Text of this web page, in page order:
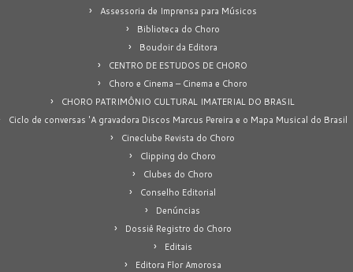
Assessoria de Imprensa para Músicos
Biblioteca do Choro
Boudoir da Editora
CENTRO DE ESTUDOS DE CHORO
Choro e Cinema – Cinema e Choro
CHORO PATRIMÔNIO CULTURAL IMATERIAL DO BRASIL
Ciclo de conversas 'A gravadora Discos Marcus Pereira e o Mapa Musical do Brasil
Cineclube Revista do Choro
Clipping do Choro
Clubes do Choro
Conselho Editorial
Denúncias
Dossiê Registro do Choro
Editais
Editora Flor Amorosa